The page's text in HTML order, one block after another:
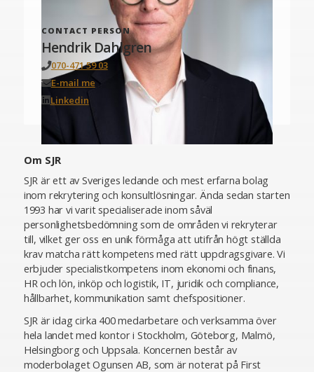
CONTACT PERSON
Hendrik Dahlgren
070-471 59 03
E-mail me
Linkedin
Om SJR
SJR är ett av Sveriges ledande och mest erfarna bolag
inom rekrytering och konsultlösningar. Ända sedan starten
1993 har vi varit specialiserade inom såväl
personlighetsbedömning som de områden vi rekryterar
till, vilket ger oss en unik förmåga att utifrån högt ställda
krav matcha rätt kompetens med rätt uppdragsgivare. Vi
erbjuder specialistkompetens inom ekonomi och finans,
HR och lön, inköp och logistik, IT, juridik och compliance,
hållbarhet, kommunikation samt chefspositioner.
SJR är idag cirka 400 medarbetare och verksamma över
hela landet med kontor i Stockholm, Göteborg, Malmö,
Helsingborg och Uppsala. Koncernen består av
moderbolaget Ogunsen AB, som är noterat på First